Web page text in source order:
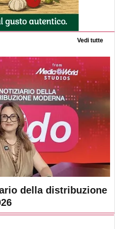
Vedi tutte
della distribuzione